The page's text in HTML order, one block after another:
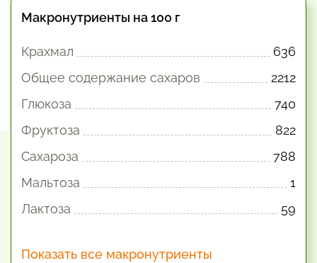
Макронутриенты на 100 г
Крахмал
636
Общее содержание сахаров
2212
Глюкоза
740
Фруктоза
822
Сахароза
788
Мальтоза
1
Лактоза
59
Показать все макронутриенты